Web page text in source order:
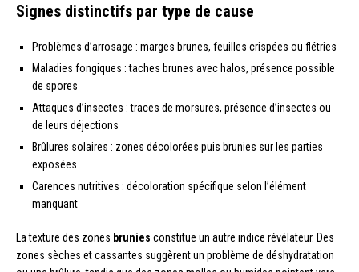
Signes distinctifs par type de cause
Problèmes d’arrosage : marges brunes, feuilles crispées ou flétries
Maladies fongiques : taches brunes avec halos, présence possible
de spores
Attaques d’insectes : traces de morsures, présence d’insectes ou
de leurs déjections
Brûlures solaires : zones décolorées puis brunies sur les parties
exposées
Carences nutritives : décoloration spécifique selon l’élément
manquant
La texture des zones brunies constitue un autre indice révélateur. Des
zones sèches et cassantes suggèrent un problème de déshydratation